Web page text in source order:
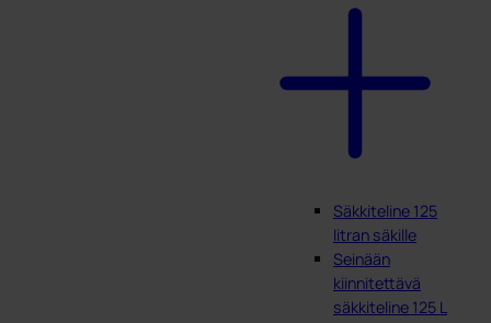
Säkkiteline 125
litran säkille
Seinään
kiinnitettävä
säkkiteline 125 L